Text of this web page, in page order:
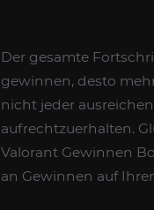
Der gesamte
gewinnen, desto
nicht jeder
aufrechtzuerhalten.
Valorant Gewinnen
an Gewinnen auf